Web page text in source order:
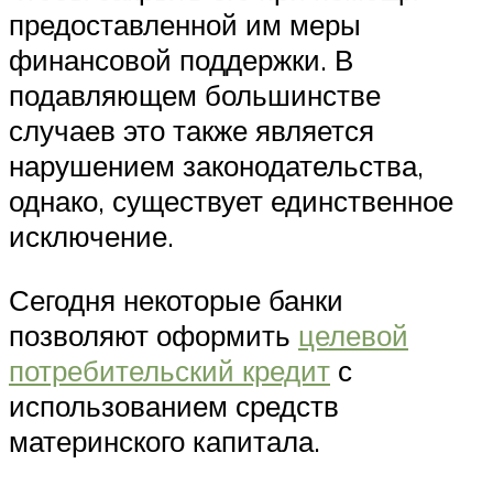
предоставленной им меры
финансовой поддержки. В
подавляющем большинстве
случаев это также является
нарушением законодательства,
однако, существует единственное
исключение.
Сегодня некоторые банки
позволяют оформить целевой
потребительский кредит с
использованием средств
материнского капитала.